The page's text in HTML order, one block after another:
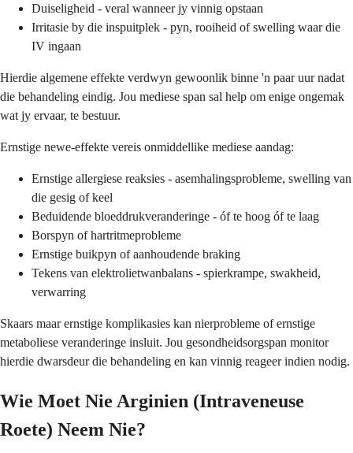
Duiseligheid - veral wanneer jy vinnig opstaan
Irritasie by die inspuitplek - pyn, rooiheid of swelling waar die
IV ingaan
Hierdie algemene effekte verdwyn gewoonlik binne 'n paar uur nadat
die behandeling eindig. Jou mediese span sal help om enige ongemak
wat jy ervaar, te bestuur.
Ernstige newe-effekte vereis onmiddellike mediese aandag:
Ernstige allergiese reaksies - asemhalingsprobleme, swelling van
die gesig of keel
Beduidende bloeddrukveranderinge - óf te hoog óf te laag
Borspyn of hartritmeprobleme
Ernstige buikpyn of aanhoudende braking
Tekens van elektrolietwanbalans - spierkrampe, swakheid,
verwarring
Skaars maar ernstige komplikasies kan nierprobleme of ernstige
metaboliese veranderinge insluit. Jou gesondheidsorgspan monitor
hierdie dwarsdeur die behandeling en kan vinnig reageer indien nodig.
Wie Moet Nie Arginien (Intraveneuse
Roete) Neem Nie?